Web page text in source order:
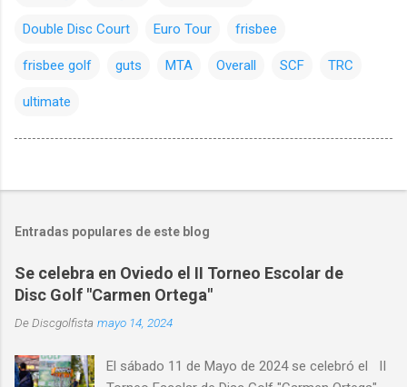
Double Disc Court Euro Tour frisbee
frisbee golf guts MTA Overall SCF TRC
ultimate
Entradas populares de este blog
Se celebra en Oviedo el II Torneo Escolar de
Disc Golf "Carmen Ortega"
DeDiscgolfista mayo 14, 2024
El sábado 11 de Mayo de 2024 se celebró el II